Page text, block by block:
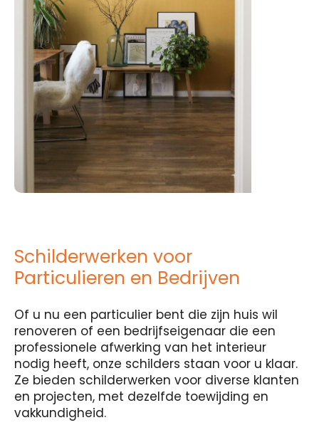
Schilderwerken voor
Particulieren en Bedrijven
Of u nu een particulier bent die zijn huis wil
renoveren of een bedrijfseigenaar die een
professionele afwerking van het interieur
nodig heeft, onze schilders staan voor u klaar.
Ze bieden schilderwerken voor diverse klanten
en projecten, met dezelfde toewijding en
vakkundigheid.